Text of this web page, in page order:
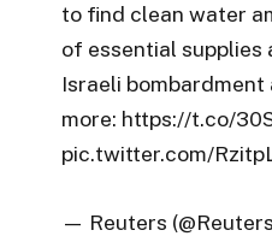
to find clean water
of essential
Israeli bombardment
more: https://t.co/
pic.twitter.com/
— Reuters